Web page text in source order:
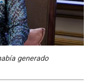
generado